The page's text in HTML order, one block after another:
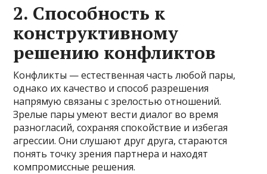
2. Способность к
конструктивному
решению конфликтов
Конфликты — естественная часть любой пары,
однако их качество и способ разрешения
напрямую связаны с зрелостью отношений.
Зрелые пары умеют вести диалог во время
разногласий, сохраняя спокойствие и избегая
агрессии. Они слушают друг друга, стараются
понять точку зрения партнера и находят
компромиссные решения.